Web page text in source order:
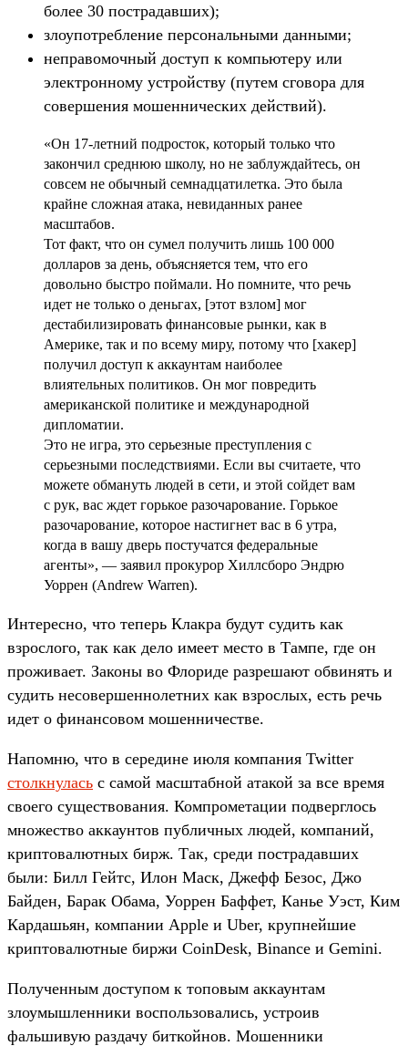
более 30 пострадавших);
злоупотребление персональными данными;
неправомочный доступ к компьютеру или
электронному устройству (путем сговора для
совершения мошеннических действий).
«Он 17-летний подросток, который только что
закончил среднюю школу, но не заблуждайтесь, он
совсем не обычный семнадцатилетка. Это была
крайне сложная атака, невиданных ранее
масштабов.
Тот факт, что он сумел получить лишь 100 000
долларов за день, объясняется тем, что его
довольно быстро поймали. Но помните, что речь
идет не только о деньгах, [этот взлом] мог
дестабилизировать финансовые рынки, как в
Америке, так и по всему миру, потому что [хакер]
получил доступ к аккаунтам наиболее
влиятельных политиков. Он мог повредить
американской политике и международной
дипломатии.
Это не игра, это серьезные преступления с
серьезными последствиями. Если вы считаете, что
можете обмануть людей в сети, и этой сойдет вам
с рук, вас ждет горькое разочарование. Горькое
разочарование, которое настигнет вас в 6 утра,
когда в вашу дверь постучатся федеральные
агенты», — заявил прокурор Хиллсборо Эндрю
Уоррен (Andrew Warren).
Интересно, что теперь Клакра будут судить как
взрослого, так как дело имеет место в Тампе, где он
проживает. Законы во Флориде разрешают обвинять и
судить несовершеннолетних как взрослых, есть речь
идет о финансовом мошенничестве.
Напомню, что в середине июля компания Twitter
столкнулась с самой масштабной атакой за все время
своего существования. Компрометации подверглось
множество аккаунтов публичных людей, компаний,
криптовалютных бирж. Так, среди пострадавших
были: Билл Гейтс, Илон Маск, Джефф Безос, Джо
Байден, Барак Обама, Уоррен Баффет, Канье Уэст, Ким
Кардашьян, компании Apple и Uber, крупнейшие
криптовалютные биржи CoinDesk, Binance и Gemini.
Полученным доступом к топовым аккаунтам
злоумышленники воспользовались, устроив
фальшивую раздачу биткойнов. Мошенники